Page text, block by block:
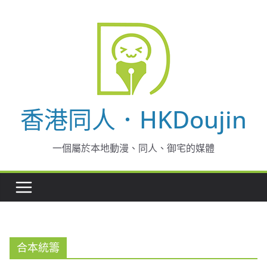
香港同人．HKDoujin
一個屬於本地動漫、同人、御宅的媒體
合本統籌